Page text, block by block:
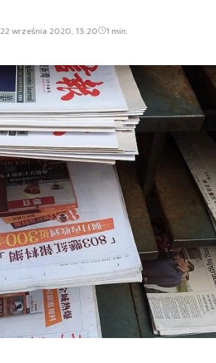
22 września 2020, 13:20 1 min.